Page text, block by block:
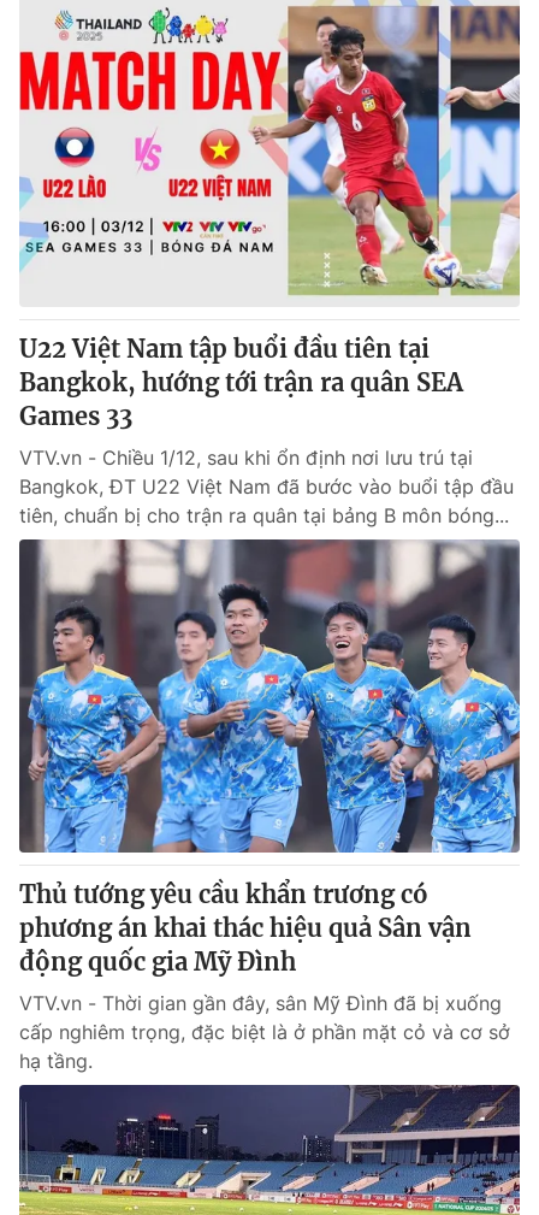
® Cấm sao chép dưới mọi hình thức nếu không có sự chấp
thuận bằng văn bản. Ghi rõ nguồn VTV.vn khi phát hành lại
thông tin từ website này.
U22 Việt Nam tập buổi đầu tiên tại
Bangkok, hướng tới trận ra quân SEA
Games 33
VTV.vn - Chiều 1/12, sau khi ổn định nơi lưu trú tại
Bangkok, ĐT U22 Việt Nam đã bước vào buổi tập đầu
tiên, chuẩn bị cho trận ra quân tại bảng B môn bóng...
Thủ tướng yêu cầu khẩn trương có
phương án khai thác hiệu quả Sân vận
động quốc gia Mỹ Đình
VTV.vn - Thời gian gần đây, sân Mỹ Đình đã bị xuống
cấp nghiêm trọng, đặc biệt là ở phần mặt cỏ và cơ sở
hạ tầng.